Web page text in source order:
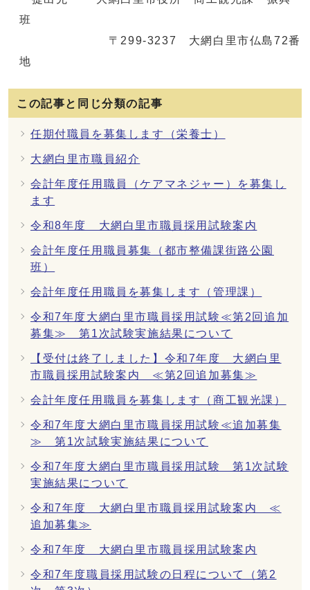
班
〒299-3237 大網白里市仏島72番
地
この記事と同じ分類の記事
任期付職員を募集します（栄養士）
大網白里市職員紹介
会計年度任用職員（ケアマネジャー）を募集し
ます
令和8年度 大網白里市職員採用試験案内
会計年度任用職員募集（都市整備課街路公園
班）
会計年度任用職員を募集します（管理課）
令和7年度大網白里市職員採用試験≪第2回追加
募集≫ 第1次試験実施結果について
【受付は終了しました】令和7年度 大網白里
市職員採用試験案内 ≪第2回追加募集≫
会計年度任用職員を募集します（商工観光課）
令和7年度大網白里市職員採用試験≪追加募集
≫ 第1次試験実施結果について
令和7年度大網白里市職員採用試験 第1次試験
実施結果について
令和7年度 大網白里市職員採用試験案内 ≪
追加募集≫
令和7年度 大網白里市職員採用試験案内
令和7年度職員採用試験の日程について（第2